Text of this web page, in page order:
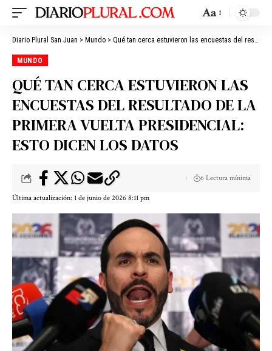
Aa
Diario Plural San Juan > Mundo > Qué tan cerca estuvieron las encuestas del resultado de la primera vuelta presidencial: esto dicen los datos
MUNDO
QUÉ TAN CERCA ESTUVIERON LAS
ENCUESTAS DEL RESULTADO DE LA
PRIMERA VUELTA PRESIDENCIAL:
ESTO DICEN LOS DATOS
Última actualización: 1 de junio de 2026 8:11 pm
6 Lectura mínima